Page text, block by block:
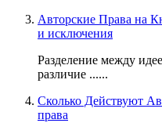
Авторские Права на
и исключения
Разделение между
различие ......
Сколько Действуют
права